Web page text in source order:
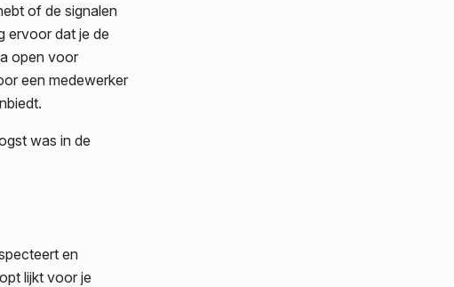
of de signalen
ervoor dat je de
open voor
een medewerker
was in de
en
lijkt voor je